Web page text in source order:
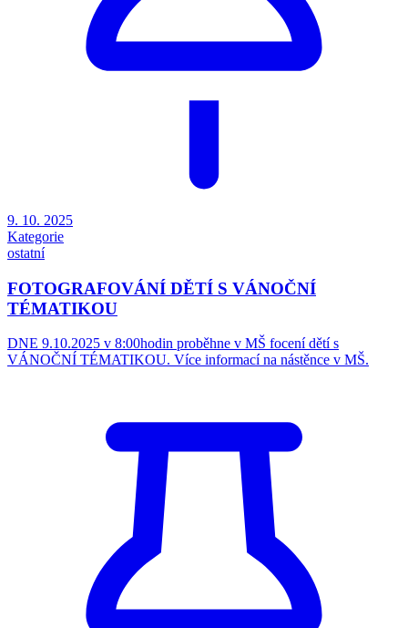
9. 10. 2025
Kategorie
ostatní
FOTOGRAFOVÁNÍ DĚTÍ S VÁNOČNÍ
TÉMATIKOU
DNE 9.10.2025 v 8:00hodin proběhne v MŠ focení dětí s
VÁNOČNÍ TÉMATIKOU. Více informací na nástěnce v MŠ.